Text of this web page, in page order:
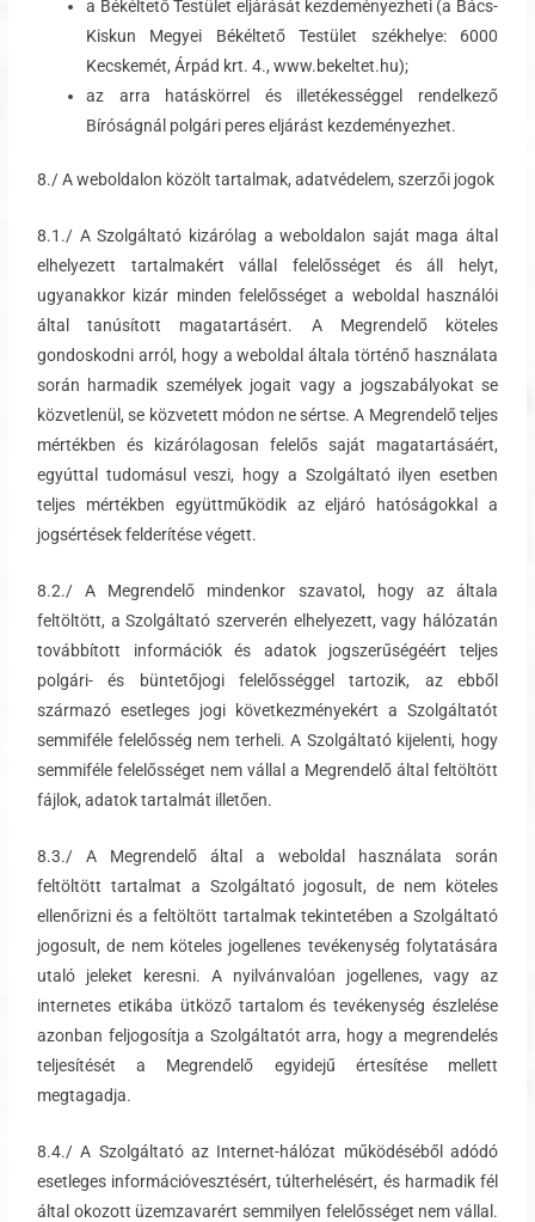
a Békéltető Testület eljárását kezdeményezheti (a Bács-
Kiskun Megyei Békéltető Testület székhelye: 6000
Kecskemét, Árpád krt. 4., www.bekeltet.hu);
az arra hatáskörrel és illetékességgel rendelkező
Bíróságnál polgári peres eljárást kezdeményezhet.
8./ A weboldalon közölt tartalmak, adatvédelem, szerzői jogok
8.1./ A Szolgáltató kizárólag a weboldalon saját maga által
elhelyezett tartalmakért vállal felelősséget és áll helyt,
ugyanakkor kizár minden felelősséget a weboldal használói
által tanúsított magatartásért. A Megrendelő köteles
gondoskodni arról, hogy a weboldal általa történő használata
során harmadik személyek jogait vagy a jogszabályokat se
közvetlenül, se közvetett módon ne sértse. A Megrendelő teljes
mértékben és kizárólagosan felelős saját magatartásáért,
egyúttal tudomásul veszi, hogy a Szolgáltató ilyen esetben
teljes mértékben együttműködik az eljáró hatóságokkal a
jogsértések felderítése végett.
8.2./ A Megrendelő mindenkor szavatol, hogy az általa
feltöltött, a Szolgáltató szerverén elhelyezett, vagy hálózatán
továbbított információk és adatok jogszerűségéért teljes
polgári- és büntetőjogi felelősséggel tartozik, az ebből
származó esetleges jogi következményekért a Szolgáltatót
semmiféle felelősség nem terheli. A Szolgáltató kijelenti, hogy
semmiféle felelősséget nem vállal a Megrendelő által feltöltött
fájlok, adatok tartalmát illetően.
8.3./ A Megrendelő által a weboldal használata során
feltöltött tartalmat a Szolgáltató jogosult, de nem köteles
ellenőrizni és a feltöltött tartalmak tekintetében a Szolgáltató
jogosult, de nem köteles jogellenes tevékenység folytatására
utaló jeleket keresni. A nyilvánvalóan jogellenes, vagy az
internetes etikába ütköző tartalom és tevékenység észlelése
azonban feljogosítja a Szolgáltatót arra, hogy a megrendelés
teljesítését a Megrendelő egyidejű értesítése mellett
megtagadja.
8.4./ A Szolgáltató az Internet-hálózat működéséből adódó
esetleges információvesztésért, túlterhelésért, és harmadik fél
által okozott üzemzavarért semmilyen felelősséget nem vállal.